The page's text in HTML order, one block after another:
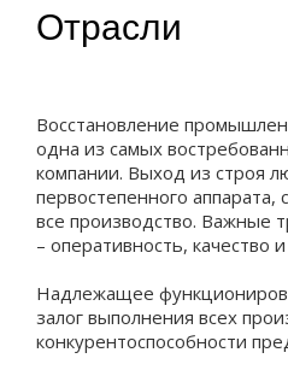
Отрасли
Восстановление
одна из самых
компании. Выход из строя
первостепенного аппарата,
все производство. Важные
– оперативность, качество
Надлежащее
залог выполнения всех
конкурентоспособности